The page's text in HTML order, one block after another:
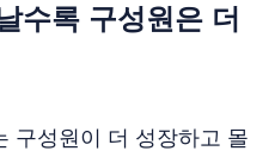
수록 구성원은 더
구성원이 더 성장하고 몰